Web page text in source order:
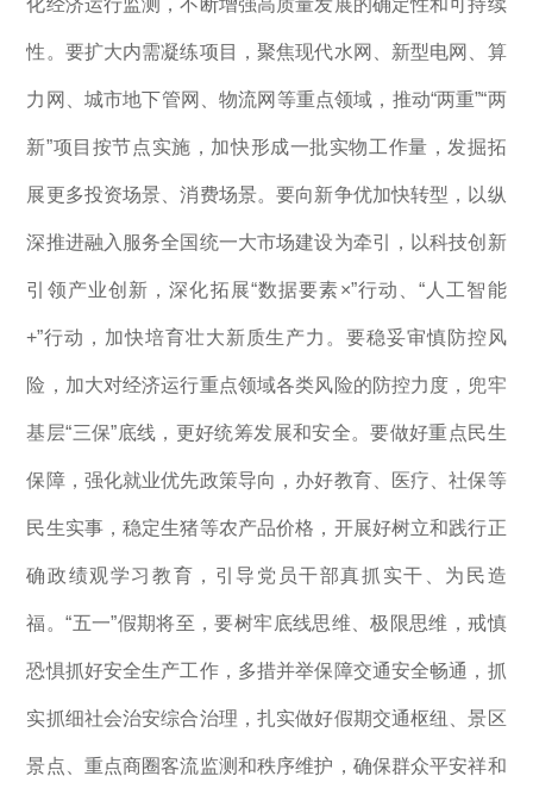
化经济运行监测，不断增强高质量发展的确定性和可持续
性。要扩大内需凝练项目，聚焦现代水网、新型电网、算
力网、城市地下管网、物流网等重点领域，推动“两重”“两
新”项目按节点实施，加快形成一批实物工作量，发掘拓
展更多投资场景、消费场景。要向新争优加快转型，以纵
深推进融入服务全国统一大市场建设为牵引，以科技创新
引领产业创新，深化拓展“数据要素×”行动、“人工智能
+”行动，加快培育壮大新质生产力。要稳妥审慎防控风
险，加大对经济运行重点领域各类风险的防控力度，兜牢
基层“三保”底线，更好统筹发展和安全。要做好重点民生
保障，强化就业优先政策导向，办好教育、医疗、社保等
民生实事，稳定生猪等农产品价格，开展好树立和践行正
确政绩观学习教育，引导党员干部真抓实干、为民造
福。“五一”假期将至，要树牢底线思维、极限思维，戒慎
恐惧抓好安全生产工作，多措并举保障交通安全畅通，抓
实抓细社会治安综合治理，扎实做好假期交通枢纽、景区
景点、重点商圈客流监测和秩序维护，确保群众平安祥和